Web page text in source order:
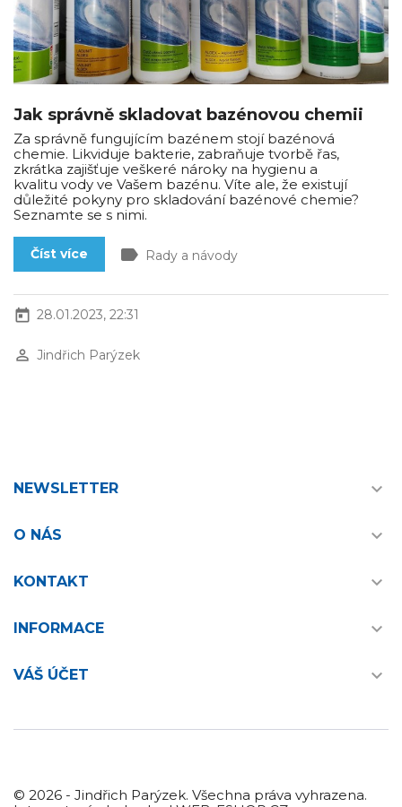
Jak správně skladovat bazénovou chemii
Za správně fungujícím bazénem stojí bazénová
chemie. Likviduje bakterie, zabraňuje tvorbě řas,
zkrátka zajišťuje veškeré nároky na hygienu a
kvalitu vody ve Vašem bazénu. Víte ale, že existují
důležité pokyny pro skladování bazénové chemie?
Seznamte se s nimi.
Číst více label Rady a návody
today 28.01.2023, 22:31
perm_identity Jindřich Parýzek
NEWSLETTER 
O NÁS 
KONTAKT 
INFORMACE 
VÁŠ ÚČET 
© 2026 - Jindřich Parýzek. Všechna práva vyhrazena.